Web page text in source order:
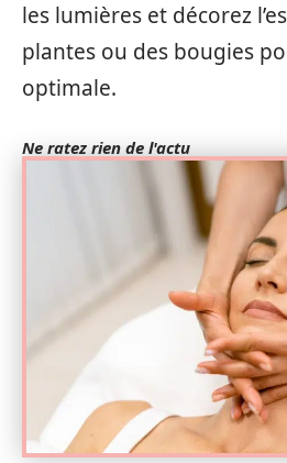
les lumières et décorez
plantes ou des bougies
optimale.
Ne ratez rien de l'actu